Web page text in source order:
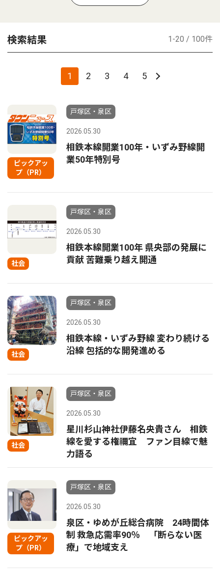
検索結果 1-20 / 100件
1 2 3 4 5
ピックアッ
プ（PR）
戸塚区・泉区
2026.05.30
相鉄本線開業100年・いずみ野線開
業50年特別号
社会
戸塚区・泉区
2026.05.30
相鉄本線開業100年 県央部の発展に
貢献 苦難乗り越え開通
社会
戸塚区・泉区
2026.05.30
相鉄本線・いずみ野線 変わり続ける
沿線 包括的な開発進める
社会
戸塚区・泉区
2026.05.30
星川杉山神社伊藤名央貴さん 相鉄
線を愛する権禰宜 ファン目線で魅
力語る
ピックアッ
プ（PR）
戸塚区・泉区
2026.05.30
泉区・ゆめが丘総合病院 24時間体
制 救急応需率90％ 「断らない医
療」で地域支え